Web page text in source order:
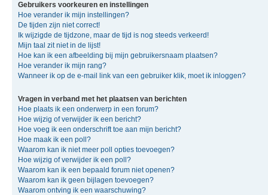
Gebruikers voorkeuren en instellingen
Hoe verander ik mijn instellingen?
De tijden zijn niet correct!
Ik wijzigde de tijdzone, maar de tijd is nog steeds verkeerd!
Mijn taal zit niet in de lijst!
Hoe kan ik een afbeelding bij mijn gebruikersnaam plaatsen?
Hoe verander ik mijn rang?
Wanneer ik op de e-mail link van een gebruiker klik, moet ik inloggen?
Vragen in verband met het plaatsen van berichten
Hoe plaats ik een onderwerp in een forum?
Hoe wijzig of verwijder ik een bericht?
Hoe voeg ik een onderschrift toe aan mijn bericht?
Hoe maak ik een poll?
Waarom kan ik niet meer poll opties toevoegen?
Hoe wijzig of verwijder ik een poll?
Waarom kan ik een bepaald forum niet openen?
Waarom kan ik geen bijlagen toevoegen?
Waarom ontving ik een waarschuwing?